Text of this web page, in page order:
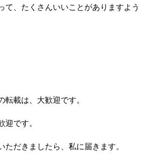
て、たくさんいいことがありますよう
載は、大歓迎です。
です。
ただきましたら、私に届きます。